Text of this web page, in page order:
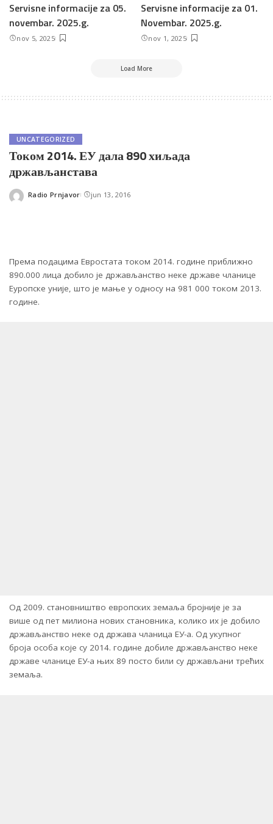
Servisne informacije za 05.
novembar. 2025.g.
nov 5, 2025
Servisne informacije za 01.
Novembar. 2025.g.
nov 1, 2025
Load More
UNCATEGORIZED
Током 2014. ЕУ дала 890 хиљада
држављанстава
Posted
Radio Prnjavor jun 13, 2016
Према подацима Евростата током 2014. године приближно
890.000 лица добило је држављанство неке државе чланице
Еуропске уније, што је мање у односу на 981 000 током 2013.
године.
Од 2009. становништво европских земаља бројније је за
више од пет милиона нових становника, колико их је добило
држављанство неке од држава чланица ЕУ-а. Од укупног
броја особа које су 2014. године добиле држављанство неке
државе чланице ЕУ-а њих 89 посто били су држављани трећих
земаља.